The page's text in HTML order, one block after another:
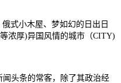
式小木屋、梦如幻的日出日
浓厚)异国风情的城市（CITY)
头条的常客，除了其政治经